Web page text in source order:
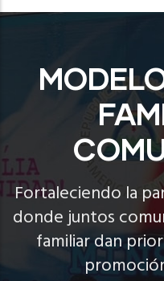
Fortaleciendo la
donde juntos
familiar dan